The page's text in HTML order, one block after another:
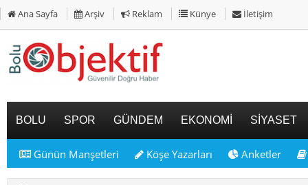
Ana Sayfa Arşiv Reklam Künye İletişim
BOLU SPOR GÜNDEM EKONOMİ SİYASET
Günün Manşetleri Köşe Yazarları Anketler